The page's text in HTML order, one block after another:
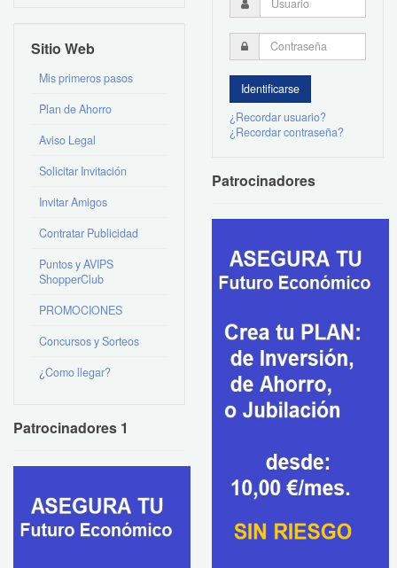
Sitio Web
Mis primeros pasos
Plan de Ahorro
Aviso Legal
Solicitar Invitación
Invitar Amigos
Contratar Publicidad
Puntos y AVIPS
ShopperClub
PROMOCIONES
Concursos y Sorteos
¿Como llegar?
Patrocinadores 1
¿Recordar usuario?
¿Recordar contraseña?
Patrocinadores